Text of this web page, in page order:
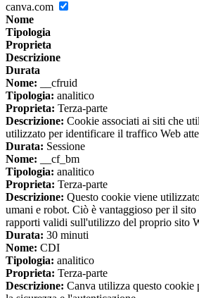
canva.com
Nome
Tipologia
Proprieta
Descrizione
Durata
Nome: __cfruid
Tipologia: analitico
Proprieta: Terza-parte
Descrizione: Cookie associati ai siti che
utilizzato per identificare il traffico Web
Durata: Sessione
Nome: __cf_bm
Tipologia: analitico
Proprieta: Terza-parte
Descrizione: Questo cookie viene
umani e robot. Ciò è vantaggioso per il
rapporti validi sull'utilizzo del proprio sito
Durata: 30 minuti
Nome: CDI
Tipologia: analitico
Proprieta: Terza-parte
Descrizione: Canva utilizza questo cookie